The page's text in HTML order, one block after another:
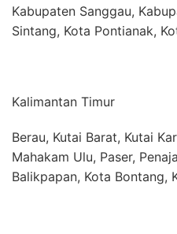
Kabupaten Sanggau,
Sintang, Kota Pontianak,
Kalimantan Timur
Berau, Kutai Barat, Kutai
Mahakam Ulu, Paser,
Balikpapan, Kota Bontang,